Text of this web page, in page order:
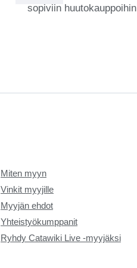
sopiviin huutokauppoihin
Miten myyn
Vinkit myyjille
Myyjän ehdot
Yhteistyökumppanit
Ryhdy Catawiki Live -myyjäksi